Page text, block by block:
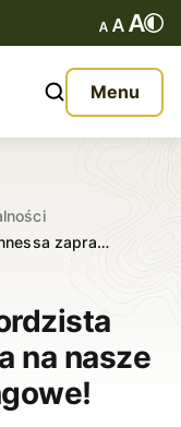
Menu
zapra…
na nasze